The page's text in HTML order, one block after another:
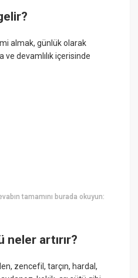
almak, günlük olarak
ve devamlılık içerisinde
tamamını burada okuyun:
neler artırır?
zencefil, tarçın, hardal,